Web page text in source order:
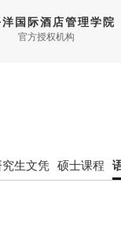
国际酒店管理学院
官方授权机构
生文凭 硕士课程